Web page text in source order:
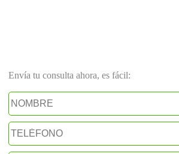
Envía tu consulta ahora, es fácil: